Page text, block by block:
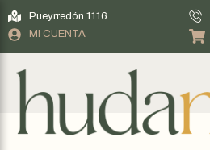
Pueyrredón 1116
MI CUENTA